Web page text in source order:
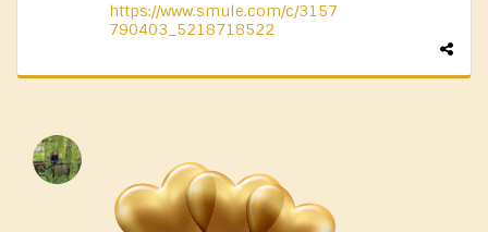
https://www.smule.com/c/3157
790403_5218718522